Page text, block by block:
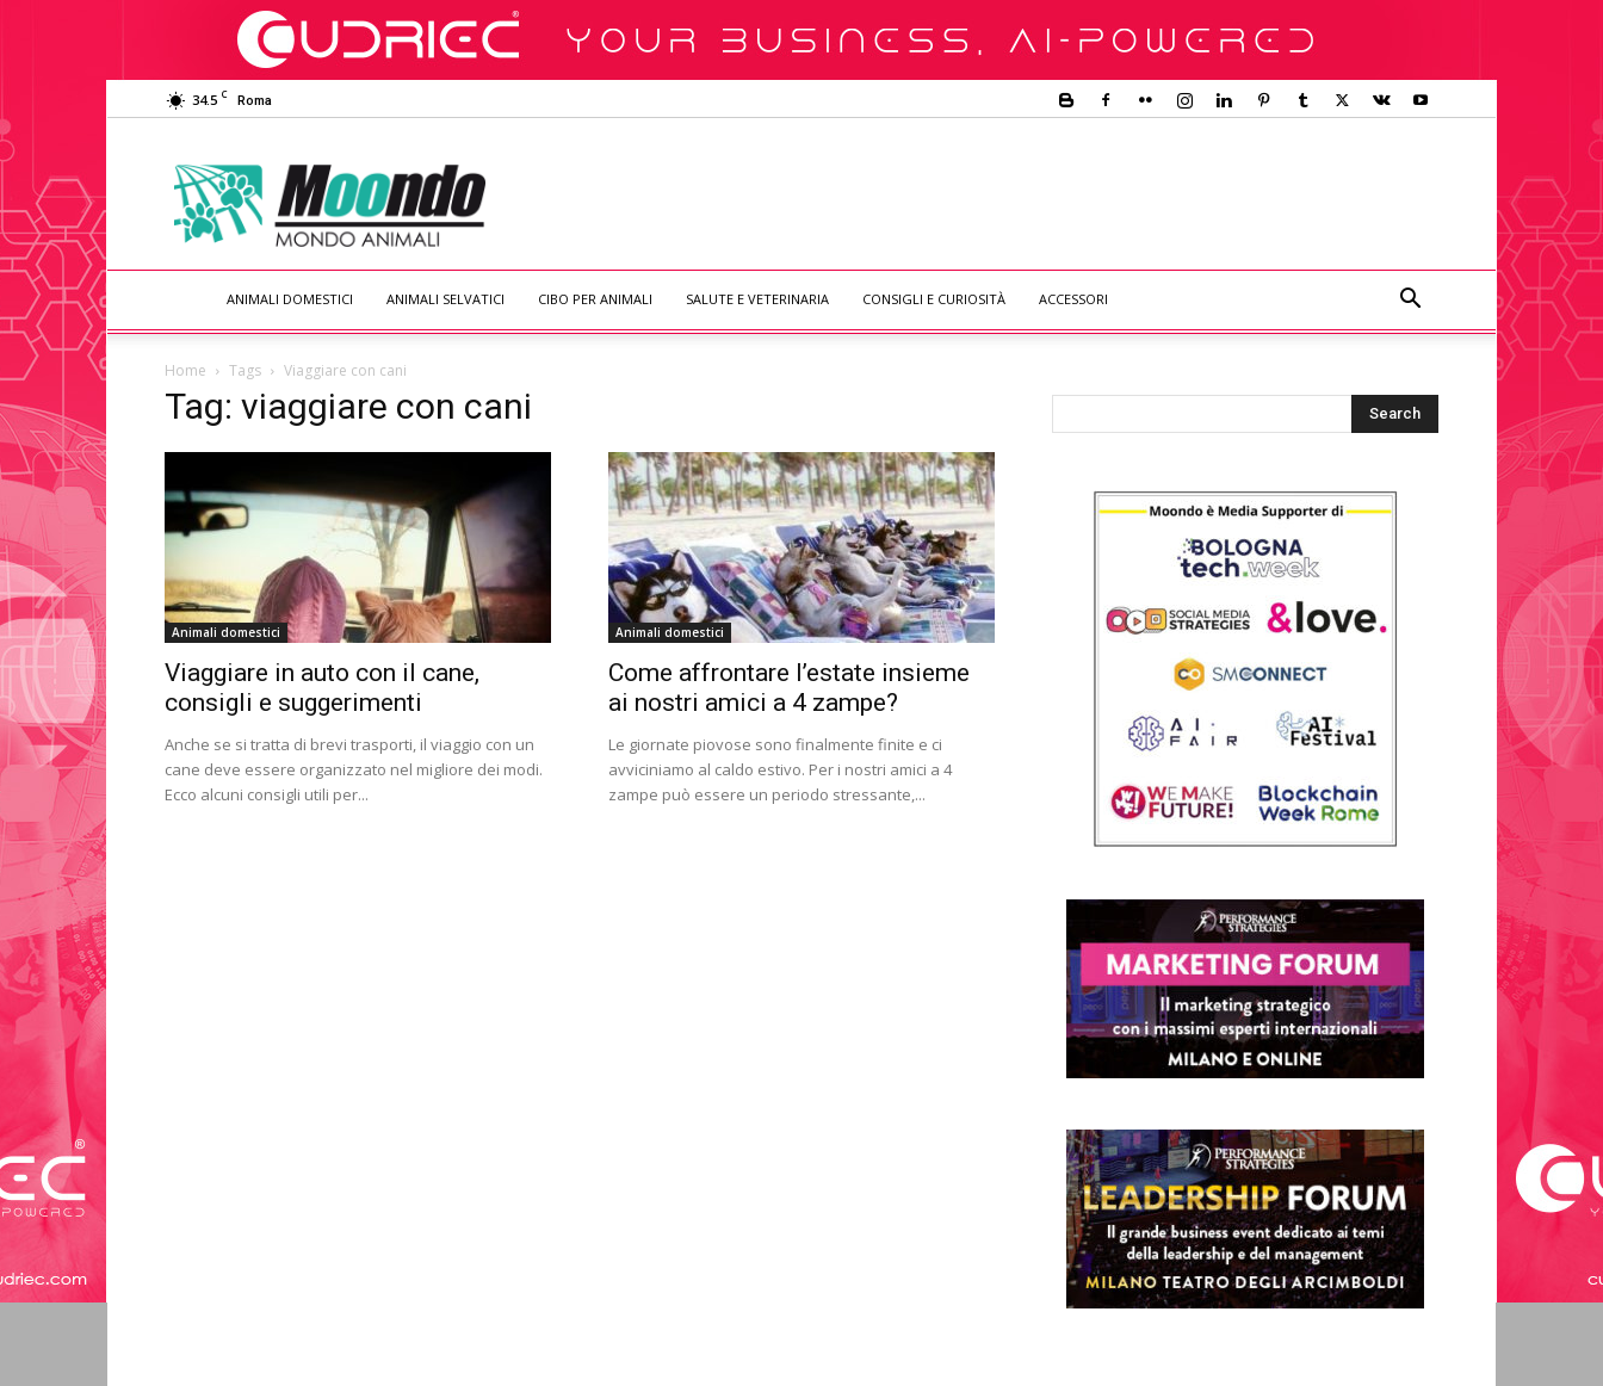
34.5 C Roma
Moondo
Animali
ANIMALI DOMESTICI ANIMALI SELVATICI CIBO PER ANIMALI SALUTE E VETERINARIA CONSIGLI E CURIOSITÀ ACCESSORI
Home Tags Viaggiare con cani
Tag: viaggiare con cani
Animali domestici
Viaggiare in auto con il cane,
consigli e suggerimenti
Anche se si tratta di brevi trasporti, il viaggio con un
cane deve essere organizzato nel migliore dei modi.
Ecco alcuni consigli utili per...
Animali domestici
Come affrontare l’estate insieme
ai nostri amici a 4 zampe?
Le giornate piovose sono finalmente finite e ci
avviciniamo al caldo estivo. Per i nostri amici a 4
zampe può essere un periodo stressante,...